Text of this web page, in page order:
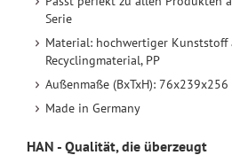
Serie
Material: hochwertiger Kunststoff
Recyclingmaterial, PP
Außenmaße (BxTxH): 76x239x256
Made in Germany
HAN - Qualität, die überzeugt